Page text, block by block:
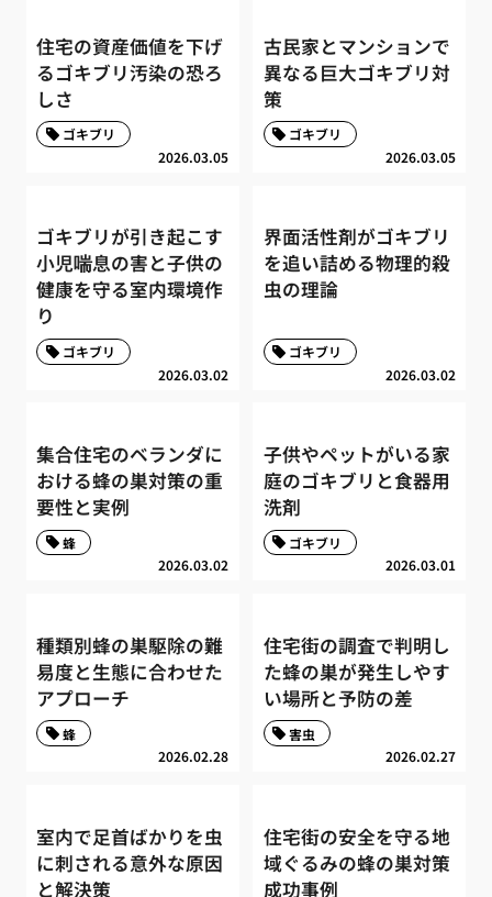
住宅の資産価値を下げ
るゴキブリ汚染の恐ろ
しさ
2026.03.05
ゴキブリ
古民家とマンションで
異なる巨大ゴキブリ対
策
2026.03.05
ゴキブリ
ゴキブリが引き起こす
小児喘息の害と子供の
健康を守る室内環境作
り
2026.03.02
ゴキブリ
界面活性剤がゴキブリ
を追い詰める物理的殺
虫の理論
2026.03.02
ゴキブリ
集合住宅のベランダに
おける蜂の巣対策の重
要性と実例
2026.03.02
蜂
子供やペットがいる家
庭のゴキブリと食器用
洗剤
2026.03.01
ゴキブリ
種類別蜂の巣駆除の難
易度と生態に合わせた
アプローチ
2026.02.28
蜂
住宅街の調査で判明し
た蜂の巣が発生しやす
い場所と予防の差
2026.02.27
害虫
室内で足首ばかりを虫
に刺される意外な原因
と解決策
住宅街の安全を守る地
域ぐるみの蜂の巣対策
成功事例